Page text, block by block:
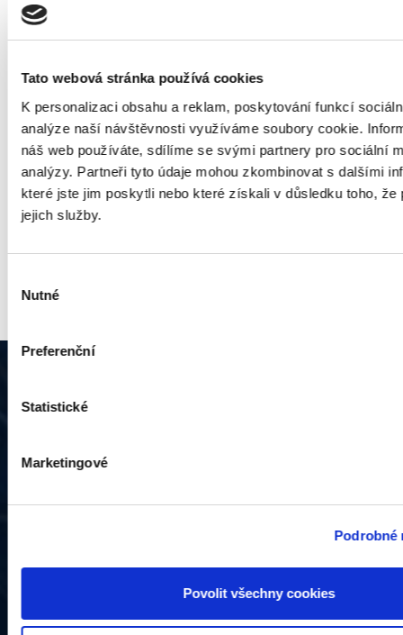
Tato webová stránka používá cookies
K personalizaci obsahu a reklam, poskytování funkcí
analýze naší návštěvnosti využíváme soubory cookie.
náš web používáte, sdílíme se svými partnery pro sociální
analýzy. Partneři tyto údaje mohou zkombinovat s dalšími
které jste jim poskytli nebo které získali v důsledku toho, že
jejich služby.
souhlasu
Nutné
Preferenční
Statistické
Marketingové
Podrobné
Povolit všechny cookies
(427kb)
Provozovna